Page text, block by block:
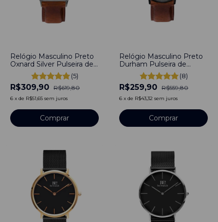
Relógio Masculino Preto
Oxnard Silver Pulseira de
Couro Marrom 40mm
Minimalista Aço
Inoxidável banhado a
titânio
(5)
R$309,90 R$619,80
6 x de R$51,65 sem juros
Comprar
Relógio Masculino Preto
Durham Pulseira de
Couro Marrom 40mm
Minimalista Aço
Inoxidável banhado a
titânio
(8)
R$259,90 R$559,80
6 x de R$43,32 sem juros
Comprar